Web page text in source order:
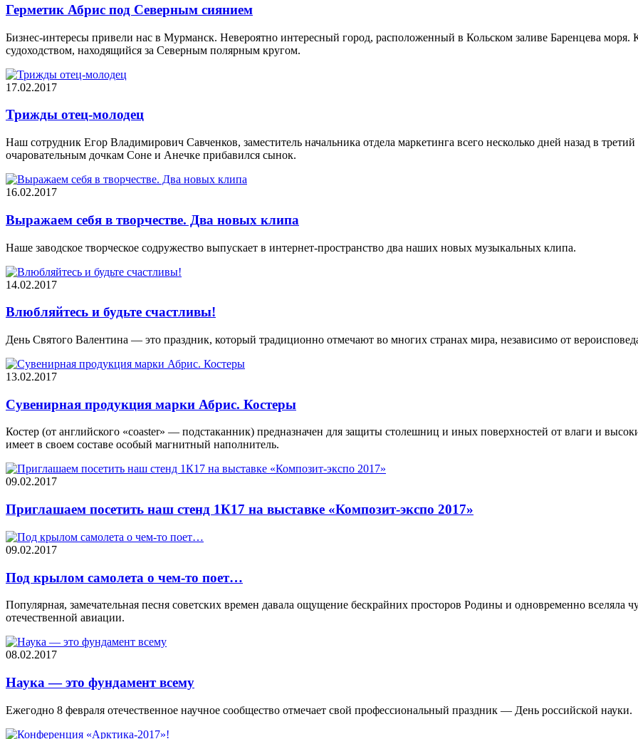
Герметик Абрис под Северным сиянием
Бизнес-интересы привели нас в Мурманск. Невероятно интересный город, расположенный в Кольском заливе Баренцева
судоходством, находящийся за Северным полярным кругом.
17.02.2017
Трижды отец-молодец
Наш сотрудник Егор Владимирович Савченков, заместитель начальника отдела маркетинга всего несколько дней назад в
очаровательным дочкам Соне и Анечке прибавился сынок.
16.02.2017
Выражаем себя в творчестве. Два новых клипа
Наше заводское творческое содружество выпускает в интернет-пространство два наших новых музыкальных клипа.
14.02.2017
Влюбляйтесь и будьте счастливы!
День Святого Валентина — это праздник, который традиционно отмечают во многих странах мира, независимо от
13.02.2017
Сувенирная продукция марки Абрис. Костеры
Костер (от английского «coaster» — подстаканник) предназначен для защиты столешниц и иных поверхностей от влаги и
имеет в своем составе особый магнитный наполнитель.
09.02.2017
Приглашаем посетить наш стенд 1К17 на выставке «Композит-экспо 2017»
09.02.2017
Под крылом самолета о чем-то поет…
Популярная, замечательная песня советских времен давала ощущение бескрайних просторов Родины и одновременно вселяла
отечественной авиации.
08.02.2017
Наука — это фундамент всему
Ежегодно 8 февраля отечественное научное сообщество отмечает свой профессиональный праздник — День российской науки.